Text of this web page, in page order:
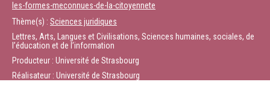
les-formes-meconnues-de-la-citoyennete
Thème(s) : Sciences juridiques
Lettres, Arts, Langues et Civilisations, Sciences humaines, sociales, de
l’éducation et de l’information
Producteur : Université de Strasbourg
Réalisateur : Université de Strasbourg